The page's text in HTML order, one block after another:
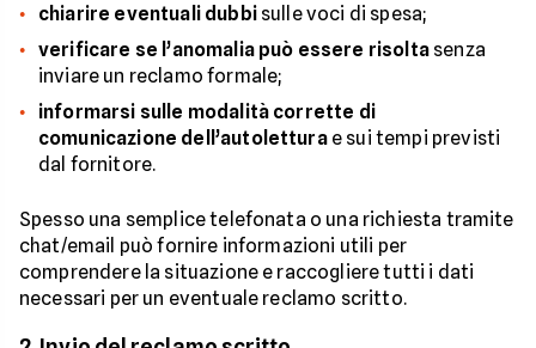
chiarire eventuali dubbisulle voci di spesa;
verificare se l’anomalia può essere risoltasenza
inviare un reclamo formale;
informarsi sulle modalità corrette di
comunicazione dell’autoletturae sui tempi previsti
dal fornitore.
Spesso una semplice telefonata o una richiesta tramite
chat/email può fornire informazioni utili per
comprendere la situazione e raccogliere tutti i dati
necessari per un eventuale reclamo scritto.